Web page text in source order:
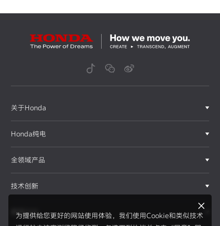
为提供给您更好的网站使用体验，我们使用Cookie和类似技术
关于Honda
Honda纯电
全领域产品
技术创新
赛事运动